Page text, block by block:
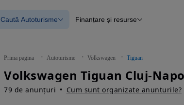
Mașini electrice
Mașini cu detalii verificate
Caută Autoturisme
Blog Autovit.ro
Finanțare și resurse
Prima pagina Autoturisme Volkswagen Tiguan
79 de anunțuri Cum sunt organizate anunturile?